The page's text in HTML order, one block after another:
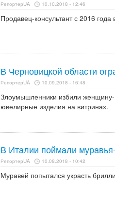
РепортерUA 10.10.2018 - 12:46
Продавец-консультант с 2016
В Черновицкой области
РепортерUA 10.09.2018 - 16:48
Злоумышленники избили
ювелирные изделия на витринах.
В Италии поймали
РепортерUA 10.08.2018 - 10:42
Муравей попытался украсть